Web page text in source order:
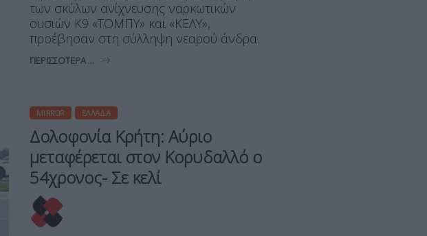
των σκύλων ανίχνευσης ναρκωτικών
ουσιών Κ9 «ΤΟΜΠΥ» και «ΚΕΛΥ»,
προέβησαν στη σύλληψη νεαρού άνδρα.
ΠΕΡΙΣΣΌΤΕΡΑ ...
MIRROR ΕΛΛΆΔΑ
Δολοφονία Κρήτη: Αύριο
μεταφέρεται στον Κορυδαλλό ο
54χρονος- Σε κελί